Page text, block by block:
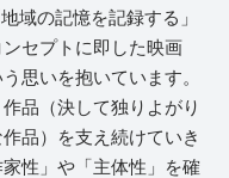
域の記憶を記録する」
セプトに即した映画
思いを抱いています。
品（決して独りよがり
品）を支え続けていき
性」や「主体性」を確